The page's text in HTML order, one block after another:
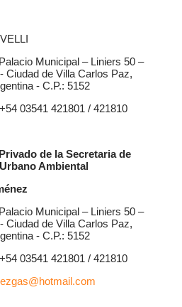
Palacio Municipal – Liniers 50 –
Ciudad de Villa Carlos Paz,
- C.P.: 5152
+54 03541 421801 / 421810
de la Secretaria de
Ambiental
Palacio Municipal – Liniers 50 –
Ciudad de Villa Carlos Paz,
- C.P.: 5152
+54 03541 421801 / 421810